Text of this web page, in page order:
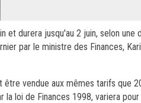
durera jusqu'au 2 juin, selon une
par le ministre des Finances,
vendue aux mêmes tarifs que
loi de Finances 1998, variera